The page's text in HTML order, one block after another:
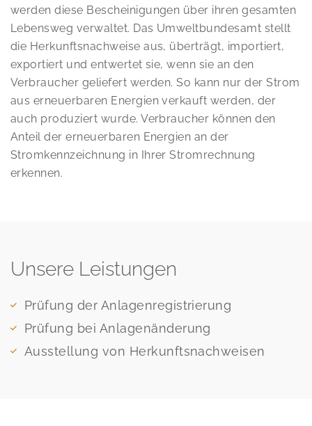
werden diese Bescheinigungen über ihren gesamten
Lebensweg verwaltet. Das Umweltbundesamt stellt
die Herkunftsnachweise aus, überträgt, importiert,
exportiert und entwertet sie, wenn sie an den
Verbraucher geliefert werden. So kann nur der Strom
aus erneuerbaren Energien verkauft werden, der
auch produziert wurde. Verbraucher können den
Anteil der erneuerbaren Energien an der
Stromkennzeichnung in Ihrer Stromrechnung
erkennen.
Unsere Leistungen
Prüfung der Anlagenregistrierung
Prüfung bei Anlagenänderung
Ausstellung von Herkunftsnachweisen